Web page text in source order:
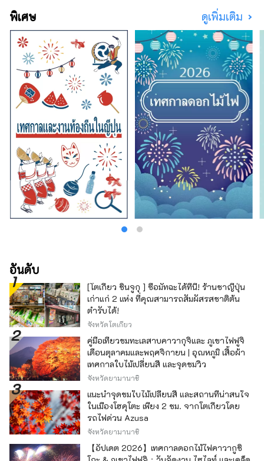
กำลังพัฒนาโครงการต่างๆทั่วประเทศตาม
มาตรการเฉพาะ
พิเศษ ดูเพิ่มเติม
อันดับ
[โตเกียว ชินจูกุ ] ซื้อมัทฉะได้ที่นี่! ร้านชาญี่ปุ่น
เก่าแก่ 2 แห่ง ที่คุณสามารถสัมผัสรสชาติต้น
ตำรับได้!
จังหวัดโตเกียว
คู่มือเที่ยวชมทะเลสาบคาวากุจิและ ภูเขาไฟฟูจิ
เดือนตุลาคมและพฤศจิกายน | อุณหภูมิ เสื้อผ้า
เทศกาลใบไม้เปลี่ยนสี และจุดชมวิว
จังหวัดยามานาชิ
แนะนำจุดชมใบไม้เปลี่ยนสี และสถานที่น่าสนใจ
ในเมืองโฮคุโตะ เพียง 2 ชม. จากโตเกียวโดย
รถไฟด่วน Azusa
จังหวัดยามานาชิ
【อัปเดต 2026】เทศกาลดอกไม้ไฟคาวากูชิ